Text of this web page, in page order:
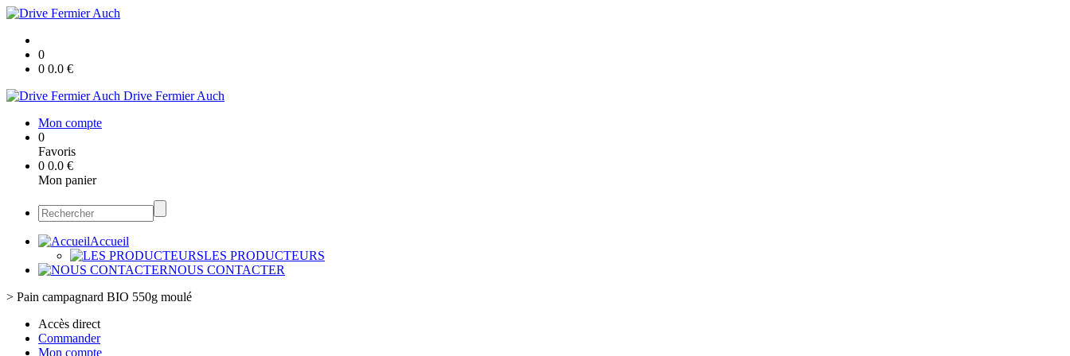
0
0 0.0 €
Drive Fermier Auch
Mon compte
0
Favoris
0 0.0 €
Mon panier
Accueil
LES PRODUCTEURS
NOUS CONTACTER
> Pain campagnard BIO 550g moulé
Accès direct
Commander
Mon compte